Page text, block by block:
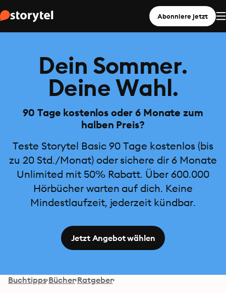
Abonniere jetzt
Dein Sommer.
Deine Wahl.
90 Tage kostenlos oder 6 Monate zum
halben Preis?
Teste Storytel Basic 90 Tage kostenlos (bis
zu 20 Std./Monat) oder sichere dir 6 Monate
Unlimited mit 50% Rabatt. Über 600.000
Hörbücher warten auf dich. Keine
Mindestlaufzeit, jederzeit kündbar.
Jetzt Angebot wählen
Buchtipps Bücher Ratgeber